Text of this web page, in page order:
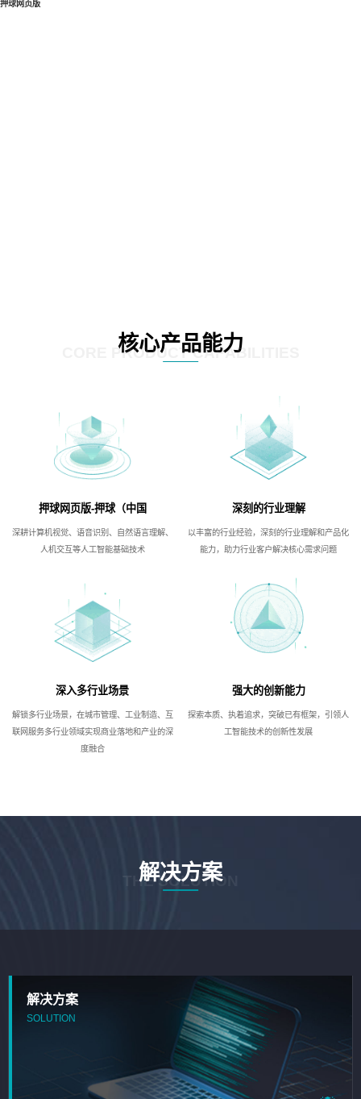
押球网页版
核心产品能力
CORE PRODUCT CAPABILITIES
押球网页版-押球（中国
深耕计算机视觉、语音识别、自然语言理解、
人机交互等人工智能基础技术
深刻的行业理解
以丰富的行业经验，深刻的行业理解和产品化
能力，助力行业客户解决核心需求问题
深入多行业场景
解锁多行业场景，在城市管理、工业制造、互
联网服务多行业领域实现商业落地和产业的深
度融合
强大的创新能力
探索本质、执着追求，突破已有框架，引领人
工智能技术的创新性发展
解决方案
THE SOLUTION
解决方案
SOLUTION